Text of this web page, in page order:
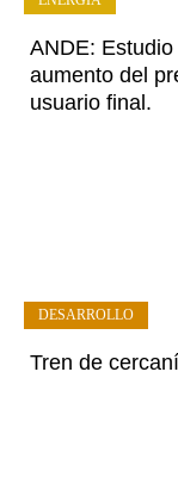
ANDE:
aumento del
usuario final.
Tren de
DESARROLLO